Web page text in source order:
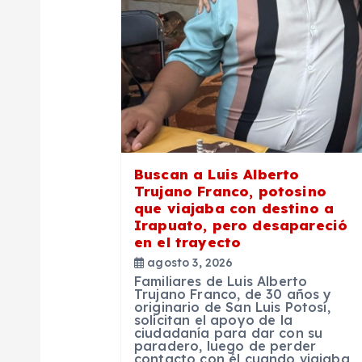
Buscan a Luis Alberto
Trujano Franco, potosino
que viajaba con destino a
Irapuato, pero desapareció
en el trayecto
agosto 3, 2026
Familiares de Luis Alberto
Trujano Franco, de 30 años y
originario de San Luis Potosí,
solicitan el apoyo de la
ciudadanía para dar con su
paradero, luego de perder